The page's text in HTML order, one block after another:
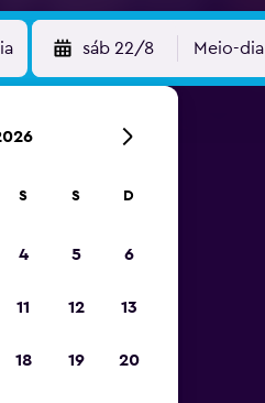
sáb 22/8 Meio-dia
S S D
4 5 6
11 12 13
18 19 20